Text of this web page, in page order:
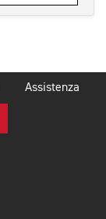
Assistenza